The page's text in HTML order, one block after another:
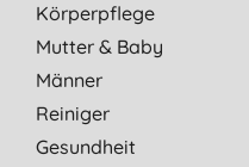
Körperpflege
Mutter & Baby
Männer
Reiniger
Gesundheit